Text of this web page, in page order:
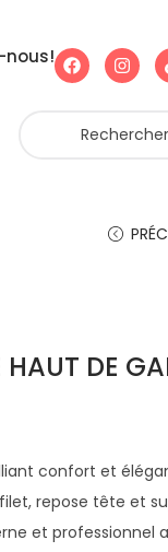
nous!
HAUT DE
confort et
repose tête et
et professionnel